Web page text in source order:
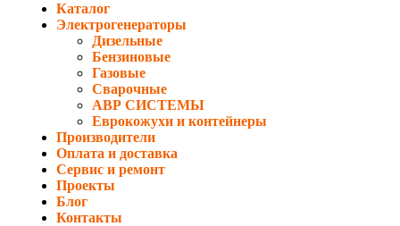
Каталог
Электрогенераторы
Дизельные
Бензиновые
Газовые
Сварочные
АВР СИСТЕМЫ
Еврокожухи и контейнеры
Производители
Оплата и доставка
Сервис и ремонт
Проекты
Блог
Контакты